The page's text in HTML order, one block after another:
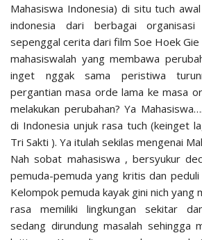
Mahasiswa Indonesia) di situ tuch
indonesia dari berbagai
sepenggal cerita dari film Soe Hoek
mahasiswalah yang membawa
inget nggak sama peristiwa
pergantian masa orde lama ke masa
melakukan perubahan? Ya
di Indonesia unjuk rasa tuch (keinget
Tri Sakti ). Ya itulah sekilas mengenai
Nah sobat mahasiswa , bersyukur
pemuda-pemuda yang kritis dan
Kelompok pemuda kayak gini nich yang
rasa memiliki lingkungan sekitar
sedang dirundung masalah sehingga